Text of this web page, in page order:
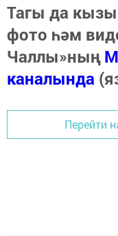
Тагы да
фото һәм
Чаллы»ның
каналында
Перейти